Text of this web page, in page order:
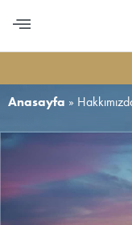
Anasayfa »